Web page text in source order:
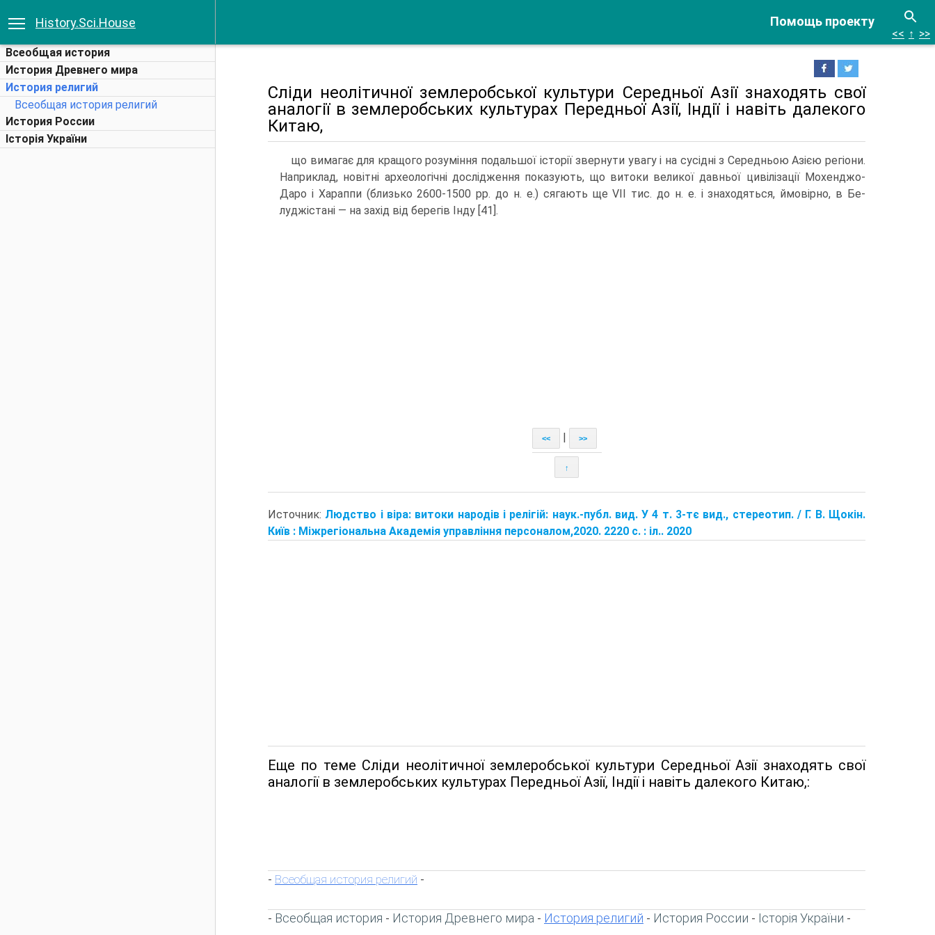
Помощь проекту
History.Sci.House
Всеобщая история
История Древнего мира
История религий
Всеобщая история религий
История России
Історія України
<< ↑ >>
Сліди неолітичної землеробської культури Середньої Азії знаходять свої
ана­логії в землеробських культурах Передньої Азії, Індії і навіть далекого
Китаю,
що вимагає для кращого розуміння подальшої історії звернути увагу і на сусідні з Середньою Азією регіони.
Наприклад, новітні археологічні дослідження показу­ють, що витоки великої давньої цивілізації Мохенджо-
Даро і Хараппи (близько 2600-1500 рр. до н. е.) сягають ще VII тис. до н. е. і знаходяться, ймовірно, в Бе­
луджістані — на захід від берегів Інду [41].
<< >>
↑
Источник: Людство і віра: витоки народів і релігій: наук.-публ. вид. У 4 т. 3-тє вид., стереотип. / Г. В. Щокін.
Київ : Міжрегіональна Академія управління персоналом,2020. 2220 с. : іл.. 2020
Еще по теме Сліди неолітичної землеробської культури Середньої Азії знаходять свої
ана­логії в землеробських культурах Передньої Азії, Індії і навіть далекого Китаю,:
- Всеобщая история религий -
- Всеобщая история - История Древнего мира - История религий - История России - Історія України -